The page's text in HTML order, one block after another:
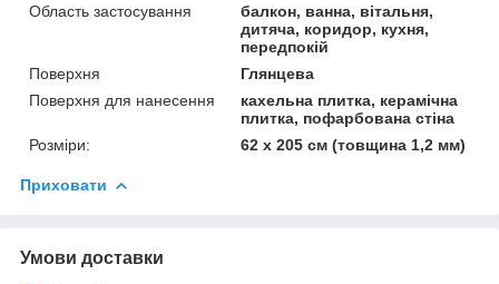
Область застосування
балкон, ванна, вітальня,
дитяча, коридор, кухня,
передпокій
Поверхня
Глянцева
Поверхня для нанесення
кахельна плитка, керамічна
плитка, пофарбована стіна
Розміри:
62 х 205 см (товщина 1,2 мм)
Приховати
Умови доставки